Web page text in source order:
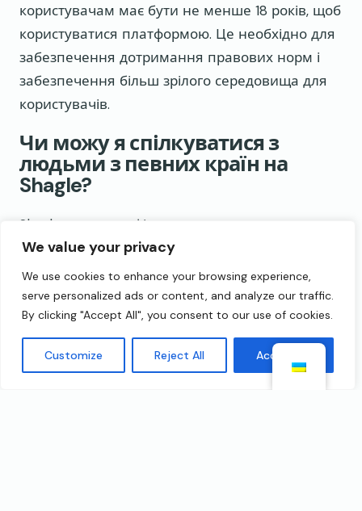
We value your privacy
We use cookies to enhance your browsing experience,
serve personalized ads or content, and analyze our traffic.
By clicking "Accept All", you consent to our use of cookies.
Customize Reject All Accept All
користувачам має бути не менше 18 років, щоб
користуватися платформою. Це необхідно для
забезпечення дотримання правових норм і
забезпечення більш зрілого середовища для
користувачів.
Чи можу я спілкуватися з
людьми з певних країн на
Shagle?
Shagle пропонує фільтри розташування для
преміум-учасників, що дозволяє їм
зв’язуватися з користувачами з певних країн
або регіонів. Ця функція дозволяє
користувачам вести більш цілеспрямовані
розмови на основі їхніх уподобань.
Чи можу я спілкуватися лише з